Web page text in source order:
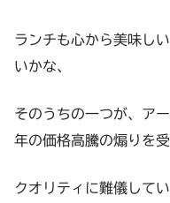
ランチも心から美味し
いかな、
そのうちの一つが、ア
年の価格高騰の煽りを
クオリティに難儀して